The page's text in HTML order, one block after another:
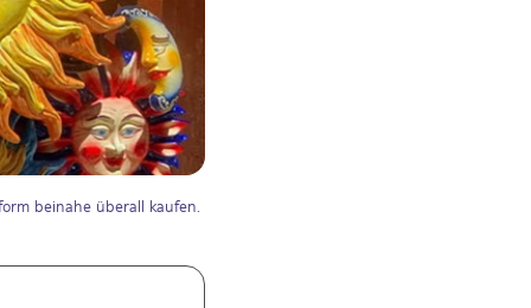
beinahe überall kaufen.